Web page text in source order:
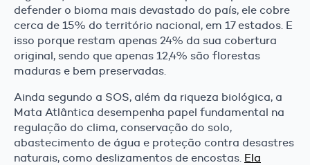
defender o bioma mais devastado do país, ele cobre
cerca de 15% do território nacional, em 17 estados. E
isso porque restam apenas 24% da sua cobertura
original, sendo que apenas 12,4% são florestas
maduras e bem preservadas.
Ainda segundo a SOS, além da riqueza biológica, a
Mata Atlântica desempenha papel fundamental na
regulação do clima, conservação do solo,
abastecimento de água e proteção contra desastres
naturais, como deslizamentos de encostas. Ela